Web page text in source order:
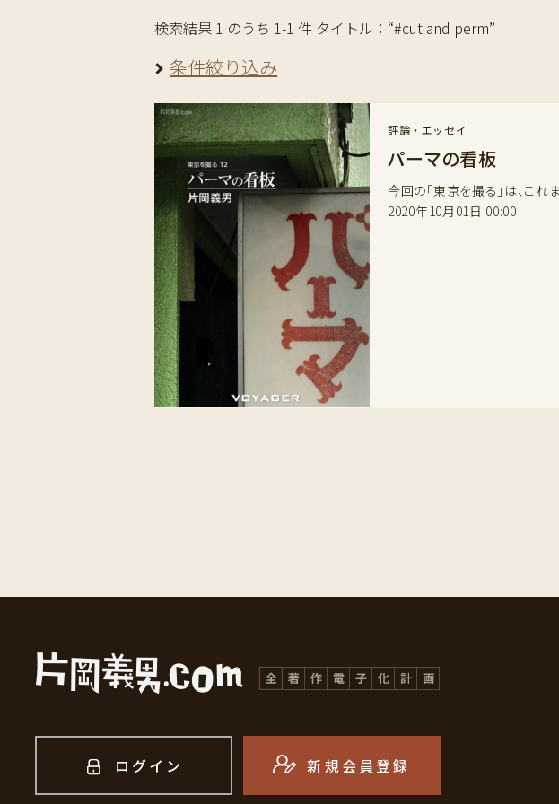
検索結果 1 のうち 1-1 件 タイトル：“#cut and perm”
条件絞り込み
評論・エッセイ
パーマの看板
今回の「東京を撮る」は、これ
2020年10月01日 00:00
ログイン 新規会員登録